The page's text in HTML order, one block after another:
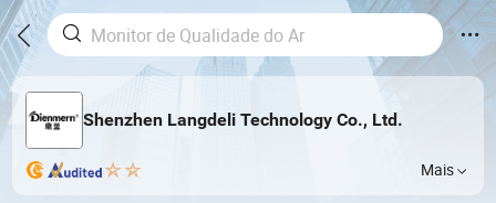
Shenzhen Langdeli Technology Co., Ltd.
Mais